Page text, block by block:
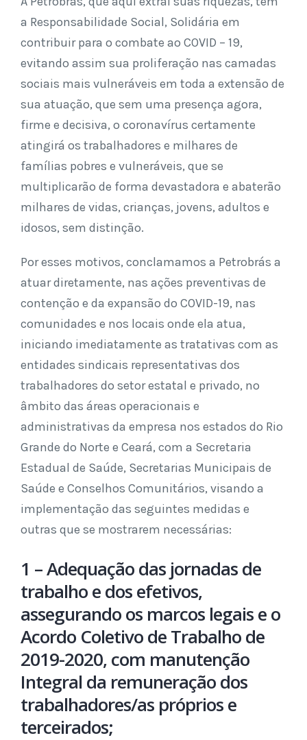
a Responsabilidade Social, Solidária em
contribuir para o combate ao COVID – 19,
evitando assim sua proliferação nas camadas
sociais mais vulneráveis em toda a extensão de
sua atuação, que sem uma presença agora,
firme e decisiva, o coronavírus certamente
atingirá os trabalhadores e milhares de
famílias pobres e vulneráveis, que se
multiplicarão de forma devastadora e abaterão
milhares de vidas, crianças, jovens, adultos e
idosos, sem distinção.
Por esses motivos, conclamamos a Petrobrás a
atuar diretamente, nas ações preventivas de
contenção e da expansão do COVID-19, nas
comunidades e nos locais onde ela atua,
iniciando imediatamente as tratativas com as
entidades sindicais representativas dos
trabalhadores do setor estatal e privado, no
âmbito das áreas operacionais e
administrativas da empresa nos estados do Rio
Grande do Norte e Ceará, com a Secretaria
Estadual de Saúde, Secretarias Municipais de
Saúde e Conselhos Comunitários, visando a
implementação das seguintes medidas e
outras que se mostrarem necessárias:
1 – Adequação das jornadas de
trabalho e dos efetivos,
assegurando os marcos legais e o
Acordo Coletivo de Trabalho de
2019-2020, com manutenção
Integral da remuneração dos
trabalhadores/as próprios e
terceirados;